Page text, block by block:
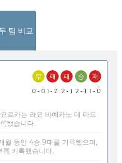
팀 비교
무
0 - 0
패
1 - 2
패
2 - 1
승
2 - 1
패
1 - 0
르카는 라요 바예카노 데 마드
했습니다.
월 동안 4승 9패를 기록했으며,
기록했습니다.